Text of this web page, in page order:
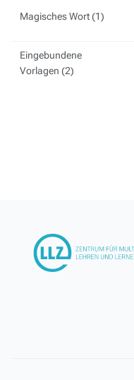
Magisches Wort (1)
Eingebundene
Vorlagen (2)